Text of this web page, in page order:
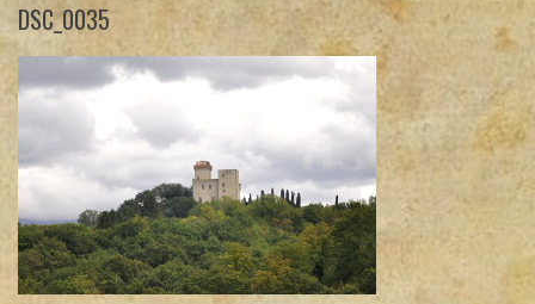
DSC_0035